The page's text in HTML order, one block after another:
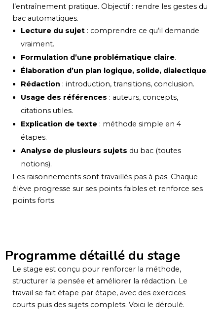
l’entraînement pratique. Objectif : rendre les gestes du
bac automatiques.
Lecture du sujet : comprendre ce qu’il demande
vraiment.
Formulation d’une problématique claire.
Élaboration d’un plan logique, solide, dialectique.
Rédaction : introduction, transitions, conclusion.
Usage des références : auteurs, concepts,
citations utiles.
Explication de texte : méthode simple en 4
étapes.
Analyse de plusieurs sujets du bac (toutes
notions).
Les raisonnements sont travaillés pas à pas. Chaque
élève progresse sur ses points faibles et renforce ses
points forts.
Programme détaillé du stage
Le stage est conçu pour renforcer la méthode,
structurer la pensée et améliorer la rédaction. Le
travail se fait étape par étape, avec des exercices
courts puis des sujets complets. Voici le déroulé.